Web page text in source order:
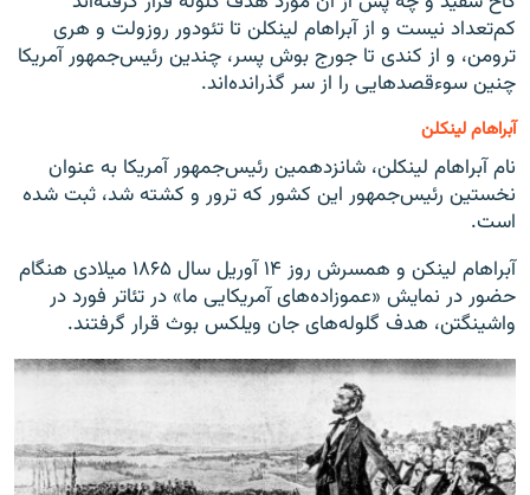
کم‌تعداد نیست و از آبراهام لینکلن تا تئودور روزولت و هری
ترومن، و از کندی تا جورج بوش پسر، چندین رئیس‌جمهور آمریکا
چنین سوءقصدهایی را از سر گذرانده‌اند.
آبراهام لینکلن
نام آبراهام لینکلن، شانزدهمین رئیس‌جمهور آمریکا به عنوان
نخستین رئیس‌جمهور این کشور که ترور و کشته شد، ثبت شده
است.
آبراهام لینکن و همسرش روز ۱۴ آوریل سال ۱۸۶۵ میلادی هنگام
حضور در نمایش «عموزاده‌های آمریکایی ما» در تئاتر فورد در
واشینگتن، هدف گلوله‌های جان ویلکس بوث قرار گرفتند.